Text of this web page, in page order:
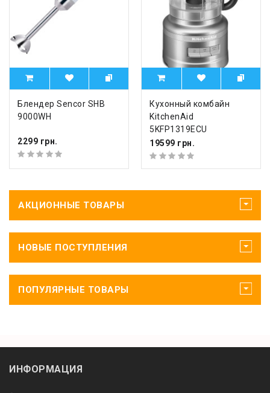
Блендер Sencor SHB
9000WH
2299 грн.
Кухонный комбайн
KitchenAid
5KFP1319ECU
19599 грн.
АКЦИОННЫЕ ТОВАРЫ
НОВЫЕ ПОСТУПЛЕНИЯ
ПОПУЛЯРНЫЕ ТОВАРЫ
ИНФОРМАЦИЯ